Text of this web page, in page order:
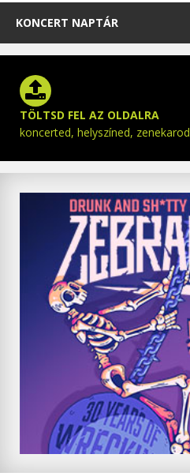
KONCERT NAPTÁR
TÖLTSD FEL AZ OLDALRA
koncerted, helyszíned, zenekarod